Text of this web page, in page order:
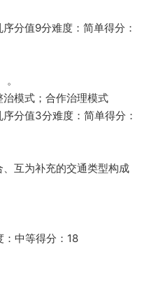
分值9分难度：简单得分：
模式；合作治理模式
分值3分难度：简单得分：
互为补充的交通类型构成
：中等得分：18